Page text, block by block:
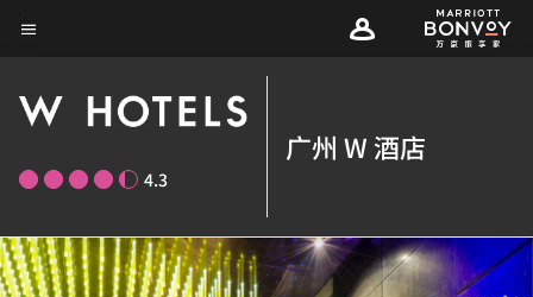
Skip
content
4.3
广州 W 酒店